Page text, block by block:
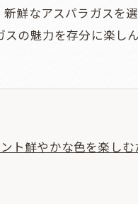
鮮なアスパラガスを
の魅力を存分に楽し
ト鮮やかな色を楽し